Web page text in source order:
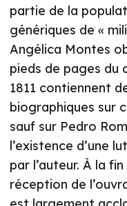
partie de la
génériques de «
Angélica Montes
pieds de pages du
1811 contiennent
biographiques sur
sauf sur Pedro
l’existence d’une
par l’auteur. À la
réception de